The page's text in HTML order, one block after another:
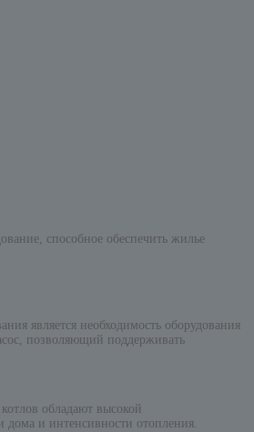
способное обеспечить жилье
является необходимость оборудования
позволяющий поддерживать
обладают высокой
дома и интенсивности отопления.